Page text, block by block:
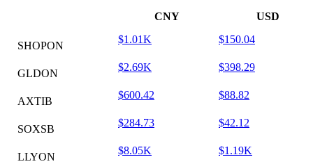
CNY USD
SHOPON
$1.01K $150.04
GLDON
$2.69K $398.29
AXTIB
$600.42 $88.82
SOXSB
$284.73 $42.12
LLYON
$8.05K $1.19K